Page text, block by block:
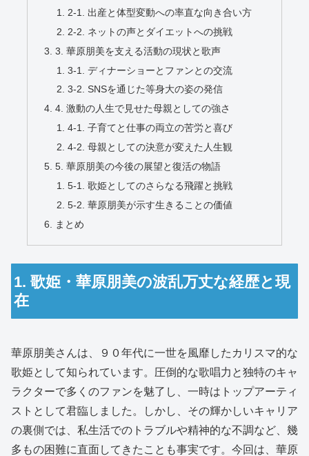
2-1. 出産と体型変動への率直な向き合い方
2-2. ネットの声とダイエットへの挑戦
3. 華原朋美を支える活動の現状と歌声
3-1. ディナーショーとファンとの交流
3-2. SNSを通じた等身大の姿の発信
4. 激動の人生で見せた母親としての強さ
4-1. 子育てと仕事の両立の苦労と喜び
4-2. 母親としての決意が変えた人生観
5. 華原朋美の今後の展望と復活の物語
5-1. 歌姫としてのさらなる飛躍と挑戦
5-2. 華原朋美が示す生きることの価値
まとめ
1. 歌姫・華原朋美の波乱万丈な経歴と現
在
華原朋美さんは、９０年代に一世を風靡したカリスマ的な
歌姫として知られています。圧倒的な歌唱力と独特のキャ
ラクターで多くのファンを魅了し、一時はトップアーティ
ストとして君臨しました。しかし、その輝かしいキャリア
の裏側では、私生活でのトラブルや精神的な不調など、幾
多もの困難に直面してきたことも事実です。今回は、華原